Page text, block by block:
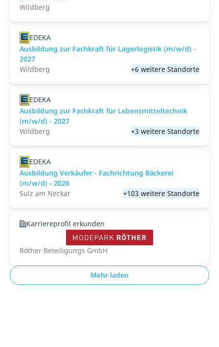
Wildberg
EDEKA
Ausbildung zur Fachkraft für Lagerlogistik (m/w/d) -
2027
Wildberg
+6 weitere Standorte
EDEKA
Ausbildung zur Fachkraft für Lebensmitteltechnik
(m/w/d) - 2027
Wildberg
+3 weitere Standorte
EDEKA
Ausbildung Verkäufer - Fachrichtung Bäckerei
(m/w/d) - 2026
Sulz am Neckar
+103 weitere Standorte
Karriereprofil erkunden
Röther Beteiligungs GmbH
Mehr laden